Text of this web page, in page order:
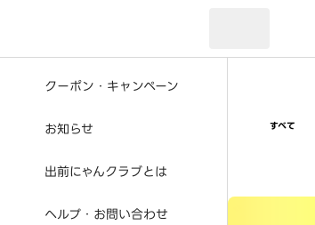
クーポン・キャンペーン
お知らせ
出前にゃんクラブとは
ヘルプ・お問い合わせ
すべて
超ゴイゴイヤ